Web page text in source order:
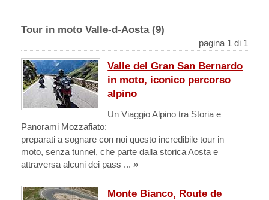
Tour in moto Valle-d-Aosta (9)
pagina 1 di 1
Valle del Gran San Bernardo
in moto, iconico percorso
alpino
Un Viaggio Alpino tra Storia e
Panorami Mozzafiato:
preparati a sognare con noi questo incredibile tour in
moto, senza tunnel, che parte dalla storica Aosta e
attraversa alcuni dei pass ... »
Monte Bianco, Route de